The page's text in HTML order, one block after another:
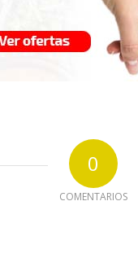
0
COMENTARIOS